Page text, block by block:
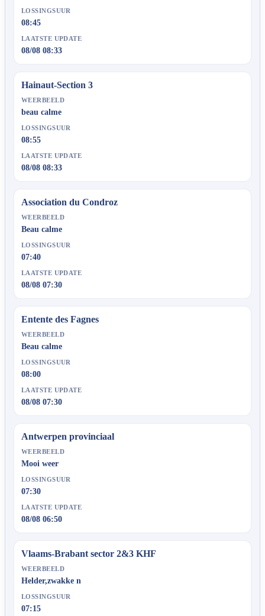
LOSSINGSUUR
08:45
LAATSTE UPDATE
08/08 08:33
Hainaut-Section 3
WEERBEELD
beau calme
LOSSINGSUUR
08:55
LAATSTE UPDATE
08/08 08:33
Association du Condroz
WEERBEELD
Beau calme
LOSSINGSUUR
07:40
LAATSTE UPDATE
08/08 07:30
Entente des Fagnes
WEERBEELD
Beau calme
LOSSINGSUUR
08:00
LAATSTE UPDATE
08/08 07:30
Antwerpen provinciaal
WEERBEELD
Mooi weer
LOSSINGSUUR
07:30
LAATSTE UPDATE
08/08 06:50
Vlaams-Brabant sector 2&3 KHF
WEERBEELD
Helder,zwakke n
LOSSINGSUUR
07:15